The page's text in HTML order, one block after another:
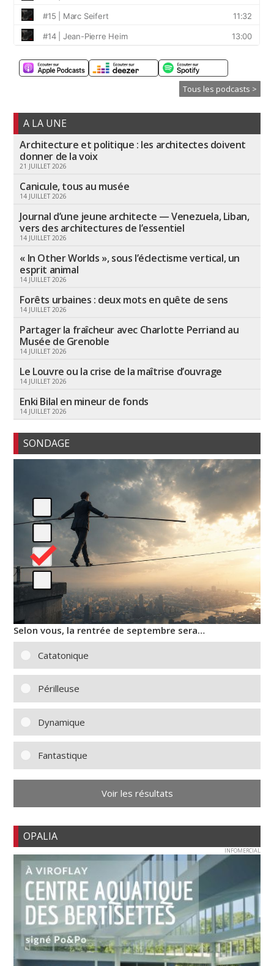
Tous les podcasts >
A LA UNE
Architecture et politique : les architectes doivent
donner de la voix
21 JUILLET 2026
Canicule, tous au musée
14 JUILLET 2026
Journal d’une jeune architecte — Venezuela, Liban,
vers des architectures de l’essentiel
14 JUILLET 2026
« In Other Worlds », sous l’éclectisme vertical, un
esprit animal
14 JUILLET 2026
Forêts urbaines : deux mots en quête de sens
14 JUILLET 2026
Partager la fraîcheur avec Charlotte Perriand au
Musée de Grenoble
14 JUILLET 2026
Le Louvre ou la crise de la maîtrise d’ouvrage
14 JUILLET 2026
Enki Bilal en mineur de fonds
14 JUILLET 2026
SONDAGE
Selon vous, la rentrée de septembre sera…
Catatonique
Périlleuse
Dynamique
Fantastique
Voir les résultats
OPALIA
INFOMERCIAL